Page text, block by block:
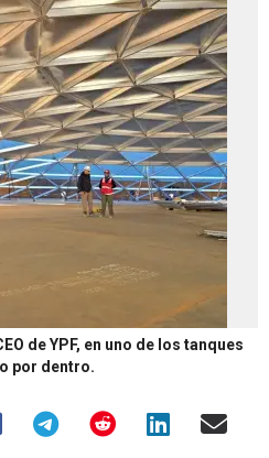
de YPF, en uno de los tanques
por dentro.